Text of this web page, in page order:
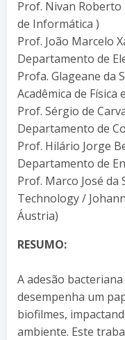
Prof. Nivan Roberto
de Informática )
Prof. João Marcelo
Departamento de
Profa. Glageane da
Acadêmica de Física
Prof. Sérgio de
Departamento de
Prof. Hilário Jorge
Departamento de
Prof. Marco José
Technology /
Áustria)
RESUMO:
A adesão
desempenha um
biofilmes,
ambiente. Este